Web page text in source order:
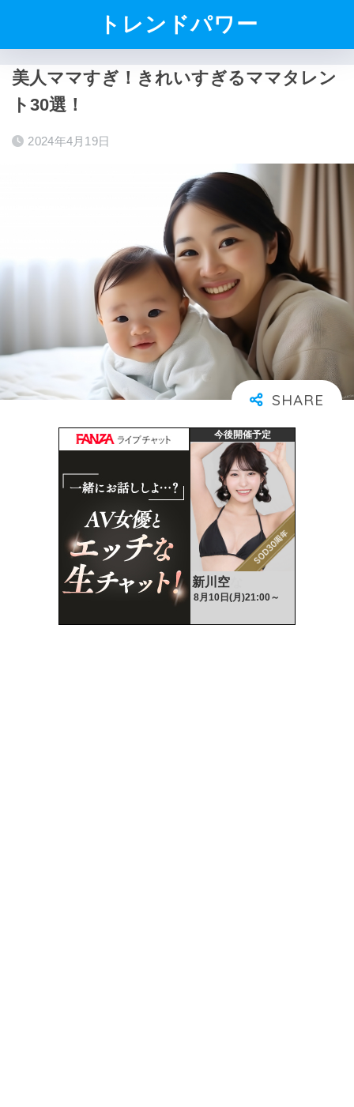
トレンドパワー
美人ママすぎ！きれいすぎるママタレン
ト30選！
2024年4月19日